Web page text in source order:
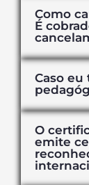
Como
É
Caso
O
emite